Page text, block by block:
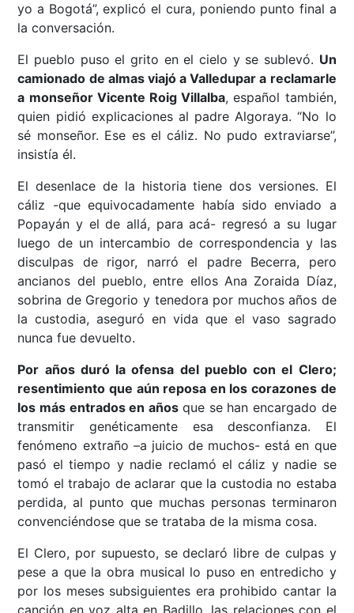
yo a Bogotá”, explicó el cura, poniendo punto final a
la conversación.
El pueblo puso el grito en el cielo y se sublevó. Un
camionado de almas viajó a Valledupar a reclamarle
a monseñor Vicente Roig Villalba, español también,
quien pidió explicaciones al padre Algoraya. “No lo
sé monseñor. Ese es el cáliz. No pudo extraviarse”,
insistía él.
El desenlace de la historia tiene dos versiones. El
cáliz -que equivocadamente había sido enviado a
Popayán y el de allá, para acá- regresó a su lugar
luego de un intercambio de correspondencia y las
disculpas de rigor, narró el padre Becerra, pero
ancianos del pueblo, entre ellos Ana Zoraida Díaz,
sobrina de Gregorio y tenedora por muchos años de
la custodia, aseguró en vida que el vaso sagrado
nunca fue devuelto.
Por años duró la ofensa del pueblo con el Clero;
resentimiento que aún reposa en los corazones de
los más entrados en añosque se han encargado de
transmitir genéticamente esa desconfianza. El
fenómeno extraño –a juicio de muchos- está en que
pasó el tiempo y nadie reclamó el cáliz y nadie se
tomó el trabajo de aclarar que la custodia no estaba
perdida, al punto que muchas personas terminaron
convenciéndose que se trataba de la misma cosa.
El Clero, por supuesto, se declaró libre de culpas y
pese a que la obra musical lo puso en entredicho y
por los meses subsiguientes era prohibido cantar la